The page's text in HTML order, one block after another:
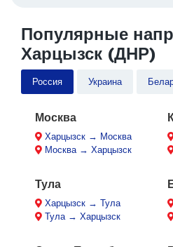
Популярные
Харцызск (ДНР)
Россия Украина
Москва
Харцызск → Москва
Москва → Харцызск
Тула
Харцызск → Тула
Тула → Харцызск